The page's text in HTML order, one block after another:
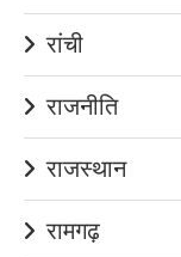
रांची
राजनीति
राजस्थान
रामगढ़